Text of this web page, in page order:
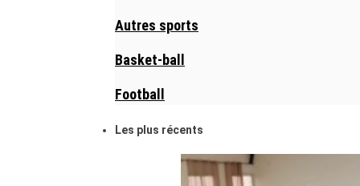
Autres sports
Basket-ball
Football
Les plus récents